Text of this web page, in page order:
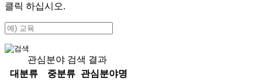
클릭 하십시오.
관심분야 검색 결과
대분류
중분류
관심분야명